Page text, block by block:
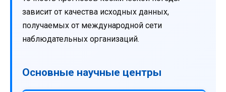
зависит от качества исходных данных,
получаемых от международной сети
наблюдательных организаций.
Основные научные центры